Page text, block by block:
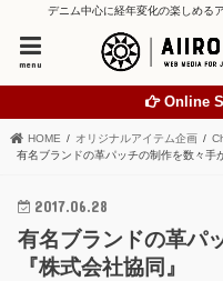
デニム中心に経年変化の楽しめる
menu
Online
HOME オリジナルアイテム企画
有名ブランドの革パッチの制作を数々手
2017.06.28
有名ブランドの革パ
『株式会社協同』